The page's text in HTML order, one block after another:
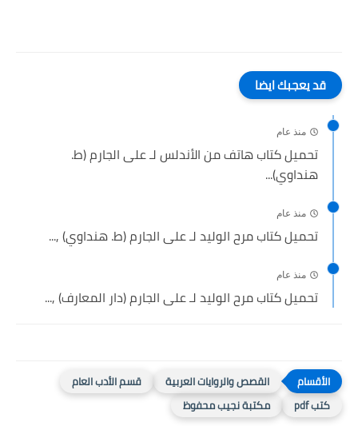
قد يعجبك ايضا
منذ عام
تحميل كتاب هاتف من الأندلس لـ على الجارم (ط.
هنداوي)...
منذ عام
تحميل كتاب مرح الوليد لـ على الجارم (ط. هنداوي) ,...
منذ عام
تحميل كتاب مرح الوليد لـ على الجارم (دار المعارف) ,...
القصص والروايات العربية
قسم الأدب العام
كتب pdf
مكتبة نجيب محفوظ